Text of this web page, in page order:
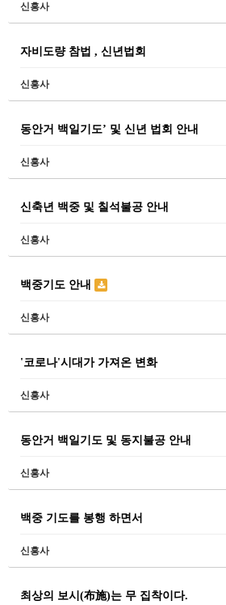
신흥사
자비도량 참법 , 신년법회
신흥사
동안거 백일기도’ 및 신년 법회 안내
신흥사
신축년 백중 및 칠석불공 안내
신흥사
백중기도 안내
신흥사
'코로나'시대가 가져온 변화
신흥사
동안거 백일기도 및 동지불공 안내
신흥사
백중 기도를 봉행 하면서
신흥사
최상의 보시(布施)는 무 집착이다.